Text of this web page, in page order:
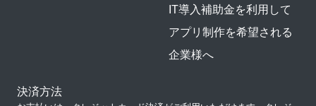
IT導入補助金を利用して
アプリ制作を希望される
企業様へ
決済方法